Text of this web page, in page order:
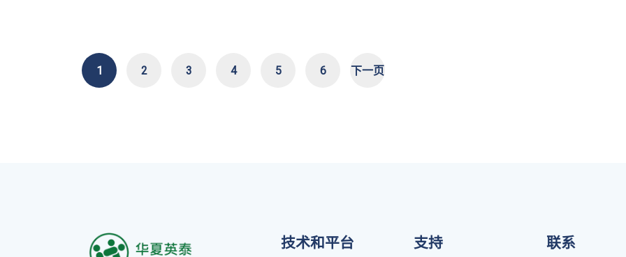
1 2 3 4 5 6 下一页
技术和平台 支持 联系